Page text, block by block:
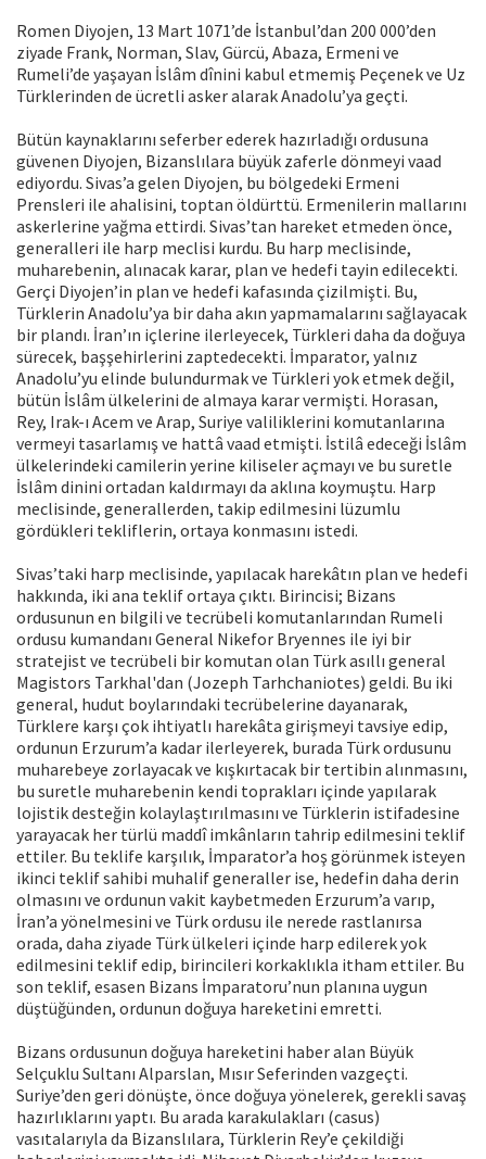
Romen Diyojen, 13 Mart 1071’de İstanbul’dan 200 000’den
ziyade Frank, Norman, Slav, Gürcü, Abaza, Ermeni ve
Rumeli’de yaşayan İslâm dînini kabul etmemiş Peçenek ve Uz
Türklerinden de ücretli asker alarak Anadolu’ya geçti.
Bütün kaynaklarını seferber ederek hazırladığı ordusuna
güvenen Diyojen, Bizanslılara büyük zaferle dönmeyi vaad
ediyordu. Sivas’a gelen Diyojen, bu bölgedeki Ermeni
Prensleri ile ahalisini, toptan öldürttü. Ermenilerin mallarını
askerlerine yağma ettirdi. Sivas’tan hareket etmeden önce,
generalleri ile harp meclisi kurdu. Bu harp meclisinde,
muharebenin, alınacak karar, plan ve hedefi tayin edilecekti.
Gerçi Diyojen’in plan ve hedefi kafasında çizilmişti. Bu,
Türklerin Anadolu’ya bir daha akın yapmamalarını sağlayacak
bir plandı. İran’ın içlerine ilerleyecek, Türkleri daha da doğuya
sürecek, başşehirlerini zaptedecekti. İmparator, yalnız
Anadolu’yu elinde bulundurmak ve Türkleri yok etmek değil,
bütün İslâm ülkelerini de almaya karar vermişti. Horasan,
Rey, Irak-ı Acem ve Arap, Suriye valiliklerini komutanlarına
vermeyi tasarlamış ve hattâ vaad etmişti. İstilâ edeceği İslâm
ülkelerindeki camilerin yerine kiliseler açmayı ve bu suretle
İslâm dinini ortadan kaldırmayı da aklına koymuştu. Harp
meclisinde, generallerden, takip edilmesini lüzumlu
gördükleri tekliflerin, ortaya konmasını istedi.
Sivas’taki harp meclisinde, yapılacak harekâtın plan ve hedefi
hakkında, iki ana teklif ortaya çıktı. Birincisi; Bizans
ordusunun en bilgili ve tecrübeli komutanlarından Rumeli
ordusu kumandanı General Nikefor Bryennes ile iyi bir
stratejist ve tecrübeli bir komutan olan Türk asıllı general
Magistors Tarkhal'dan (Jozeph Tarhchaniotes) geldi. Bu iki
general, hudut boylarındaki tecrübelerine dayanarak,
Türklere karşı çok ihtiyatlı harekâta girişmeyi tavsiye edip,
ordunun Erzurum’a kadar ilerleyerek, burada Türk ordusunu
muharebeye zorlayacak ve kışkırtacak bir tertibin alınmasını,
bu suretle muharebenin kendi toprakları içinde yapılarak
lojistik desteğin kolaylaştırılmasını ve Türklerin istifadesine
yarayacak her türlü maddî imkânların tahrip edilmesini teklif
ettiler. Bu teklife karşılık, İmparator’a hoş görünmek isteyen
ikinci teklif sahibi muhalif generaller ise, hedefin daha derin
olmasını ve ordunun vakit kaybetmeden Erzurum’a varıp,
İran’a yönelmesini ve Türk ordusu ile nerede rastlanırsa
orada, daha ziyade Türk ülkeleri içinde harp edilerek yok
edilmesini teklif edip, birincileri korkaklıkla itham ettiler. Bu
son teklif, esasen Bizans İmparatoru’nun planına uygun
düştüğünden, ordunun doğuya hareketini emretti.
Bizans ordusunun doğuya hareketini haber alan Büyük
Selçuklu Sultanı Alparslan, Mısır Seferinden vazgeçti.
Suriye’den geri dönüşte, önce doğuya yönelerek, gerekli savaş
hazırlıklarını yaptı. Bu arada karakulakları (casus)
vasıtalarıyla da Bizanslılara, Türklerin Rey’e çekildiği